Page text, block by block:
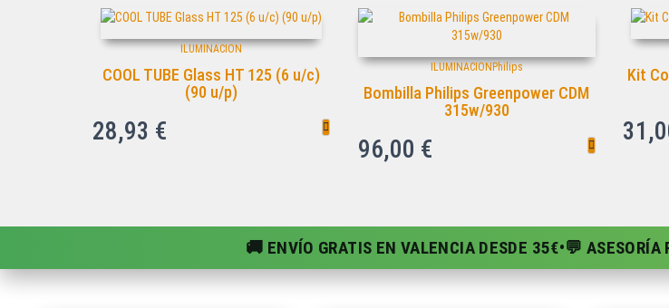
ILUMINACION
COOL TUBE Glass HT 125 (6 u/c)
(90 u/p)
28,93 €
ILUMINACIONPhilips
Bombilla Philips Greenpower CDM
315w/930
96,00 €
Kit
🚚 ENVÍO GRATIS EN VALENCIA DESDE 35€•💬 ASESORÍA